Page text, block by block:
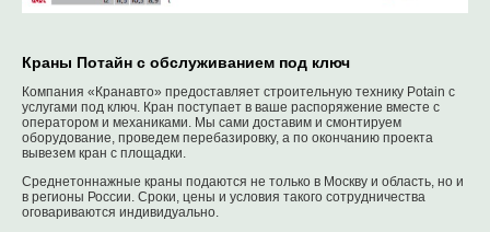
Краны Потайн с обслуживанием под ключ
Компания «Кранавто» предоставляет строительную технику Potain с
услугами под ключ. Кран поступает в ваше распоряжение вместе с
оператором и механиками. Мы сами доставим и смонтируем
оборудование, проведем перебазировку, а по окончанию проекта
вывезем кран с площадки.
Среднетоннажные краны подаются не только в Москву и область, но и
в регионы России. Сроки, цены и условия такого сотрудничества
оговариваются индивидуально.